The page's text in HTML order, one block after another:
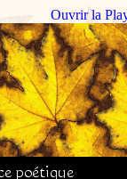
Ouvrir la